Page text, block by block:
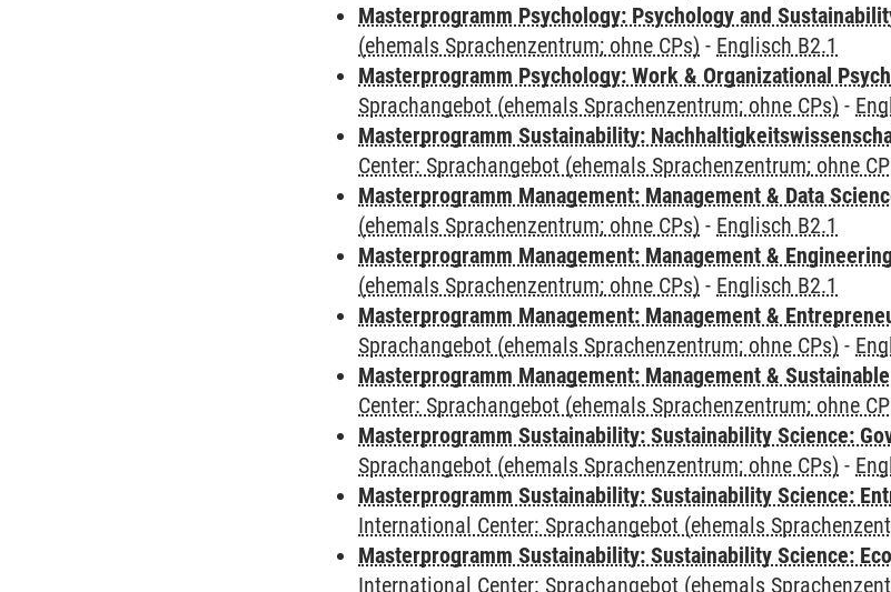
Masterprogramm Psychology: Psychology and
(ehemals Sprachenzentrum; ohne CPs) - Englisch B2.1
Masterprogramm Psychology: Work & Organizational
Sprachangebot (ehemals Sprachenzentrum; ohne CPs) -
Masterprogramm Sustainability:
Center: Sprachangebot (ehemals Sprachenzentrum; ohne
Masterprogramm Management: Management & Data
(ehemals Sprachenzentrum; ohne CPs) - Englisch B2.1
Masterprogramm Management: Management & Engineering
(ehemals Sprachenzentrum; ohne CPs) - Englisch B2.1
Masterprogramm Management: Management &
Sprachangebot (ehemals Sprachenzentrum; ohne CPs) -
Masterprogramm Management: Management &
Center: Sprachangebot (ehemals Sprachenzentrum; ohne
Masterprogramm Sustainability: Sustainability Science:
Sprachangebot (ehemals Sprachenzentrum; ohne CPs) -
Masterprogramm Sustainability: Sustainability Science:
International Center: Sprachangebot (ehemals
Masterprogramm Sustainability: Sustainability Science:
International Center: Sprachangebot (ehemals